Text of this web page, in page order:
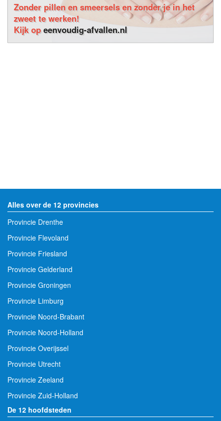
Zonder pillen en smeersels en zonder je in het
zweet te werken!
Kijk opeenvoudig-afvallen.nl
Alles over de 12 provincies
Provincie Drenthe
Provincie Flevoland
Provincie Friesland
Provincie Gelderland
Provincie Groningen
Provincie Limburg
Provincie Noord-Brabant
Provincie Noord-Holland
Provincie Overijssel
Provincie Utrecht
Provincie Zeeland
Provincie Zuid-Holland
De 12 hoofdsteden